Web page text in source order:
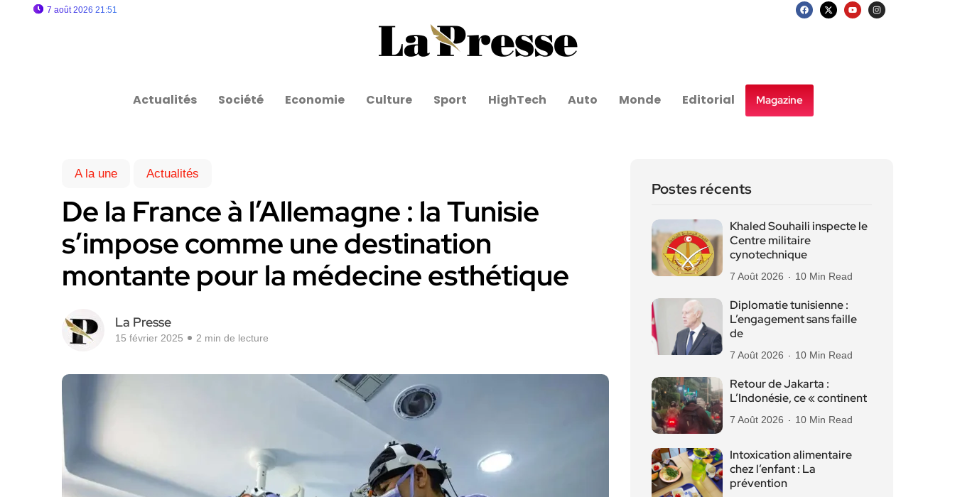
7 août 2026 21:51
Actualités Société Economie Culture Sport HighTech Auto Monde Editorial Magazine
A la une Actualités
De la France à l’Allemagne : la Tunisie
s’impose comme une destination
montante pour la médecine esthétique
La Presse
15 février 2025 2 min de lecture
Postes récents
Khaled Souhaili inspecte le
Centre militaire
cynotechnique
7 Août 2026 10 Min Read
Diplomatie tunisienne :
L’engagement sans faille
de
7 Août 2026 10 Min Read
Retour de Jakarta :
L’Indonésie, ce « continent
7 Août 2026 10 Min Read
Intoxication alimentaire
chez l’enfant : La
prévention